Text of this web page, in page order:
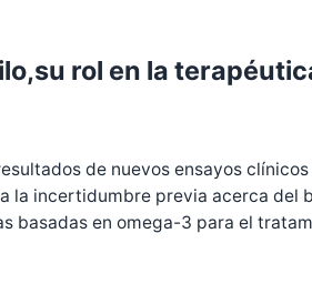
rol en la
de nuevos ensayos
la incertidumbre previa acerca
basadas en omega-3 para el